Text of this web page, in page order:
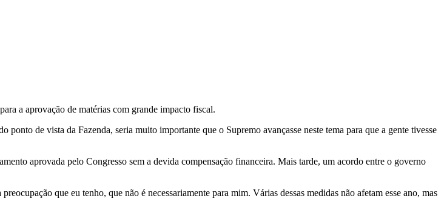
a aprovação de matérias com grande impacto fiscal.
de vista da Fazenda, seria muito importante que o Supremo avançasse neste tema para que a gente tivesse
aprovada pelo Congresso sem a devida compensação financeira. Mais tarde, um acordo entre o governo
que eu tenho, que não é necessariamente para mim. Várias dessas medidas não afetam esse ano, mas